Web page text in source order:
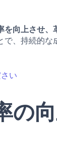
を向上させ、
、持続的な
い
の